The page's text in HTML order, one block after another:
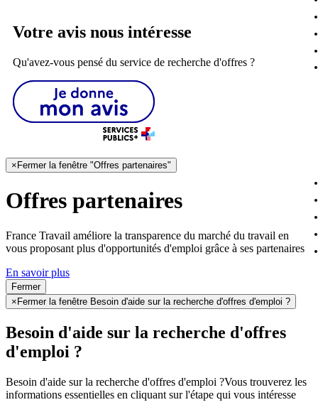
Votre avis nous intéresse
Qu'avez-vous pensé du service de recherche d'offres ?
× Fermer la fenêtre "Offres partenaires"
Offres partenaires
France Travail améliore la transparence du marché du travail en
vous proposant plus d'opportunités d'emploi grâce à ses partenaires
En savoir plus
Fermer
× Fermer la fenêtre Besoin d'aide sur la recherche d'offres d'emploi ?
Besoin d'aide sur la recherche d'offres
d'emploi ?
Besoin d'aide sur la recherche d'offres d'emploi ?Vous trouverez les
informations essentielles en cliquant sur l'étape qui vous intéresse